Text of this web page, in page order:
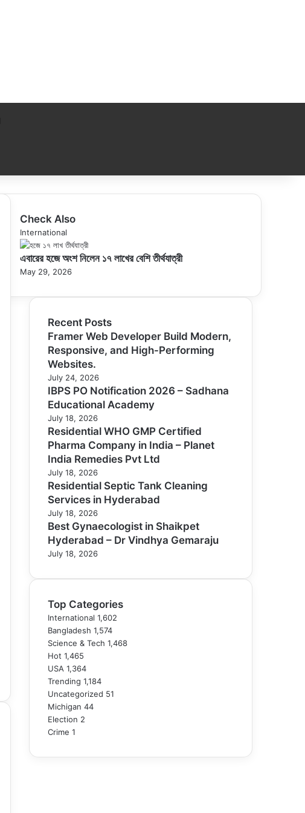
Check Also
Close
International
এবারের হজে অংশ নিলেন ১৭ লাখের বেশি তীর্থযাত্রী
May 29, 2026
Recent Posts
Framer Web Developer Build Modern,
Responsive, and High-Performing
Websites.
July 24, 2026
IBPS PO Notification 2026 – Sadhana
Educational Academy
July 18, 2026
Residential WHO GMP Certified
Pharma Company in India – Planet
India Remedies Pvt Ltd
July 18, 2026
Residential Septic Tank Cleaning
Services in Hyderabad
July 18, 2026
Best Gynaecologist in Shaikpet
Hyderabad – Dr Vindhya Gemaraju
July 18, 2026
Top Categories
International 1,602
Bangladesh 1,574
Science & Tech 1,468
Hot 1,465
USA 1,364
Trending 1,184
Uncategorized 51
Michigan 44
Election 2
Crime 1